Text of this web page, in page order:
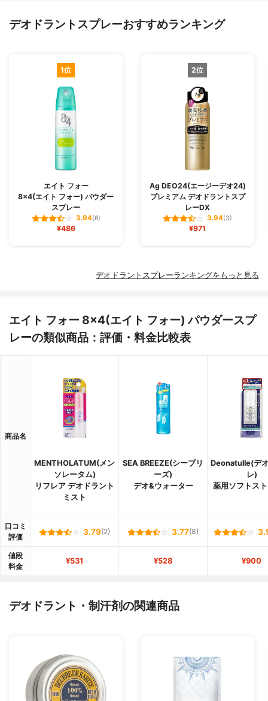
デオドラントスプレーおすすめランキング
1位
エイト フォー
8×4(エイト フォー) パウダー
スプレー
3.94(6)
¥486
2位
Ag DEO24(エージーデオ24)
プレミアム デオドラントスプ
レーDX
3.94(3)
¥971
デオドラントスプレーランキングをもっと見る
エイト フォー 8×4(エイト フォー) パウダースプ
レーの類似商品：評価・料金比較表
商品名
MENTHOLATUM(メン
ソレータム)
リフレア デオドラント
ミスト
SEA BREEZE(シーブリ
ーズ)
デオ&ウォーター
Deonatulle(デ
レ)
薬用ソフトス
口コミ
評価
3.79(2) 3.77(8)
値段
料金
¥531 ¥528 ¥900
デオドラント・制汗剤の関連商品